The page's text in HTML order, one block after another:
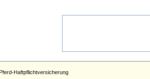
Haftpflichtversicherung